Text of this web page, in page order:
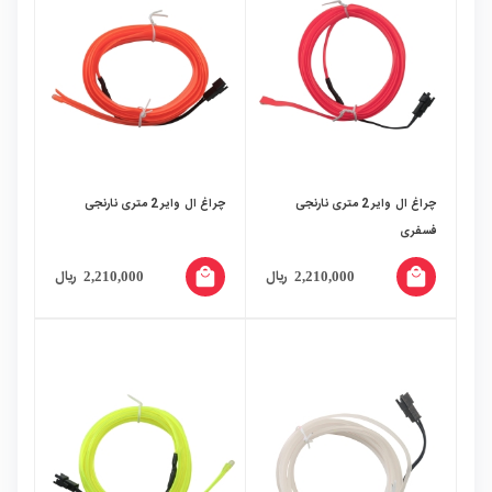
چراغ ال وایر 2 متری نارنجی
فسفری
2,210,000 ریال local_mall
چراغ ال وایر 2 متری نارنجی
2,210,000 ریال local_mall